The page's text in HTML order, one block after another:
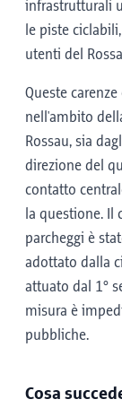
infrastrutturali
le piste
utenti del
Queste
nell'ambito
Rossau, sia
direzione del
contatto
la questione. Il
parcheggi è
adottato dalla
attuato dal 1°
misura è
pubbliche.
Cosa